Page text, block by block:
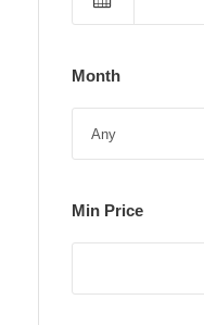
Month
Min Price